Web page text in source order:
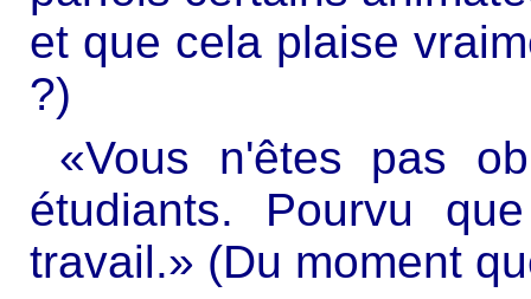
et que cela plaise
?)
«Vous n'êtes pas
étudiants. Pourvu
travail.» (Du moment